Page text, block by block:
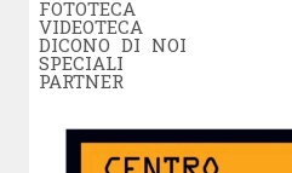
FOTOTECA
VIDEOTECA
DICONO DI NOI
SPECIALI
PARTNER